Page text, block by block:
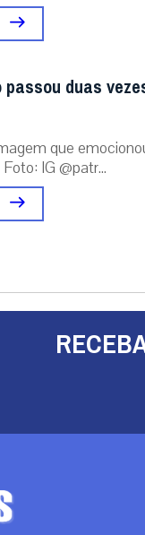
passou duas
que
IG @patr...